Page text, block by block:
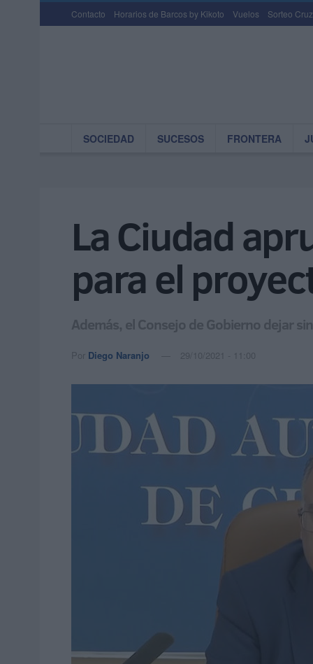
Contacto Horarios de Barcos by Kikoto Vuelos Sorteo
SOCIEDAD SUCESOS FRONTERA
La Ciudad
para el
Además, el Consejo de Gobierno dejar
Por Diego Naranjo 29/10/2021 - 11:00